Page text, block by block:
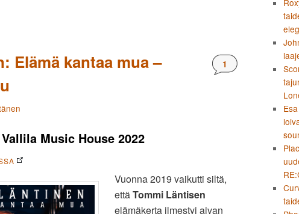
Elämä kantaa mua –
Kommentteja:
1
Music House 2022
Vuonna 2019 vaikutti siltä,
ettäTommi Läntisen
elämäkerta ilmestyi aivan